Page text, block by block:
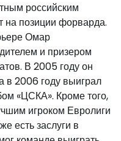
российским
на позиции форварда.
Омар
и призером
В 2005 году он
в 2006 году выиграл
«ЦСКА». Кроме того,
игроком Евролиги
есть заслуги в